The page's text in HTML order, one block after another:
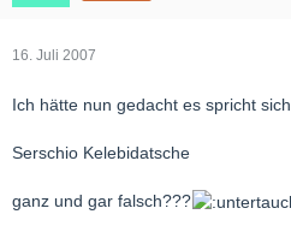
16. Juli 2007
Ich hätte nun gedacht es spricht sich
Serschio Kelebidatsche
ganz und gar falsch???